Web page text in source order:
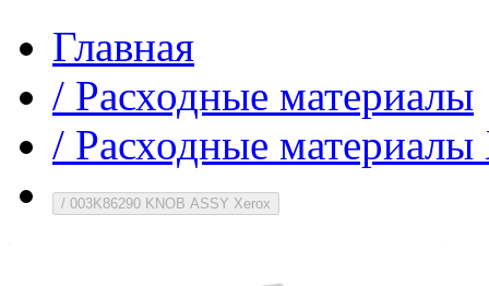
Главная
/ Расходные материалы
/ Расходные
/ 003K86290 KNOB ASSY Xerox